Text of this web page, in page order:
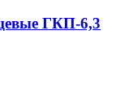
ГКП-6,3